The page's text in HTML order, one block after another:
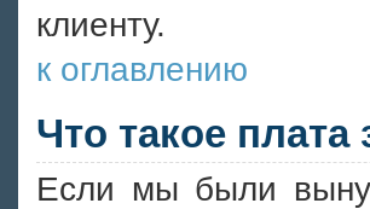
клиенту.
к оглавлению
Что такое
Если мы были